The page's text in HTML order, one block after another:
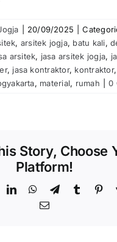
20/09/2025
, arsitek jogja, batu kali,
arsitek, jasa arsitek jogja,
, jasa kontraktor, kontraktor,
, material, rumah 0
Story, Choose
Platform!
LinkedInWhatsApp
TelegramTumblr
Email